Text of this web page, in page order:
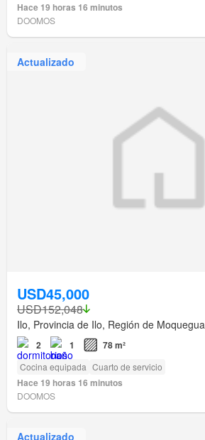
Hace 19 horas 16 minutos
DOOMOS
Actualizado
USD45,000
USD152,048
Ilo, Provincia de Ilo, Región de Moquegua
2 1 78 m²
Cocina equipada Cuarto de servicio
Hace 19 horas 16 minutos
DOOMOS
Actualizado